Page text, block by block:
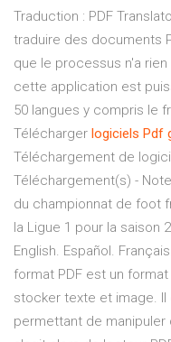
Traduction : PDF
traduire des documents
que le processus n'a
cette application est
50 langues y compris le
Télécharger logiciels Pdf
Téléchargement de
Téléchargement(s) -
du championnat de foot
la Ligue 1 pour la saison
English. Español.
format PDF est un
stocker texte et image.
permettant de manipuler